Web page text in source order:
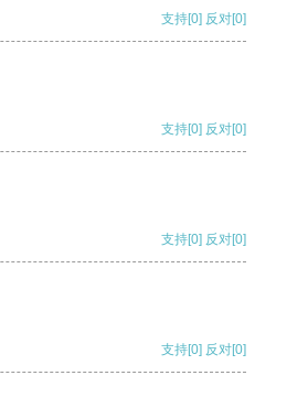
支持[0] 反对[0]
支持[0] 反对[0]
支持[0] 反对[0]
支持[0] 反对[0]